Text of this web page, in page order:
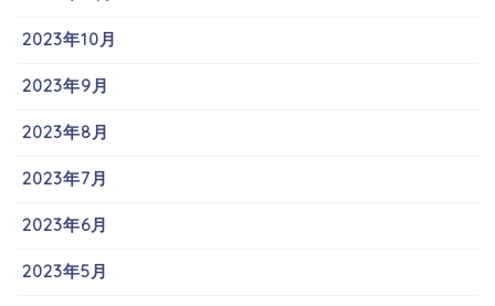
2023年10月
2023年9月
2023年8月
2023年7月
2023年6月
2023年5月